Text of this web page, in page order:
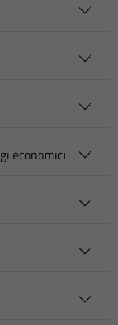
economici